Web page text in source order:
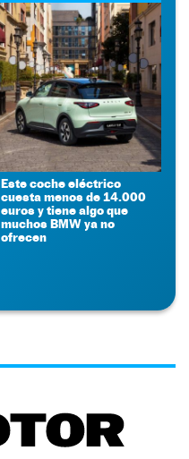
Este coche eléctrico
cuesta menos de 14.000
euros y tiene algo que
muchos BMW ya no
ofrecen